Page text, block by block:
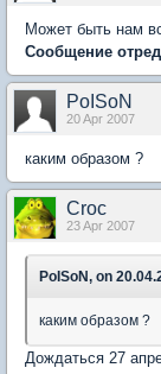
Может быть нам
Сообщение
PoISoN
20 Apr 2007
каким образом ?
Croc
23 Apr 2007
PoISoN, on
каким образом ?
Дождаться 27